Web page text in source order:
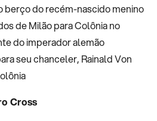
berço do recém-nascido menino
de Milão para Colônia no
do imperador alemão
seu chanceler, Rainald Von
Cross